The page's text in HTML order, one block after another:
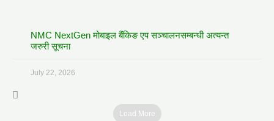
NMC NextGen मोबाइल बैंकिङ एप सञ्चालनसम्बन्धी अत्यन्त
जरुरी सूचना
July 22, 2026
Load More